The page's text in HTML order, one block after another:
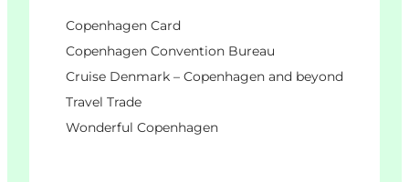
Copenhagen Card
Copenhagen Convention Bureau
Cruise Denmark – Copenhagen and beyond
Travel Trade
Wonderful Copenhagen